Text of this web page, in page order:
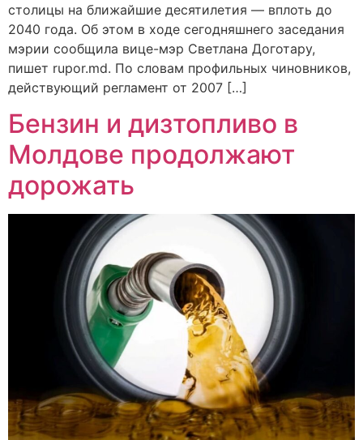
столицы на ближайшие десятилетия — вплоть до
2040 года. Об этом в ходе сегодняшнего заседания
мэрии сообщила вице-мэр Светлана Доготару,
пишет rupor.md. По словам профильных чиновников,
действующий регламент от 2007 […]
Бензин и дизтопливо в
Молдове продолжают
дорожать